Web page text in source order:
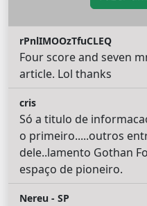
rPnlIMOOzTfuCLEQ
Four score and seven
article. Lol thanks
cris
Só a titulo de
o primeiro.....outros
dele..lamento Gothan
espaço de pioneiro.
Nereu - SP